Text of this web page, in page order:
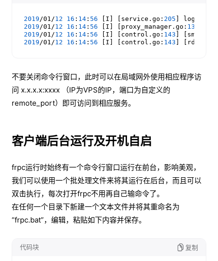
2019/01/12 16 : 14 : 56 [I] [service.go: 205 ] login to
2019/01/12 16 : 14 : 56 [I] [proxy_manager.go: 136
2019/01/12 16 : 14 : 56 [I] [control.go: 143
2019/01/12 16 : 14 : 56 [I] [control.go: 143
不要关闭命令行窗口，此时可以在局域网外使用相应程序访
问 x.x.x.x:xxxx （IP为VPS的IP，端口为自定义的
remote_port）即可访问到相应服务。
客户端后台运行及开机自启
frpc运行时始终有一个命令行窗口运行在前台，影响美观，
我们可以使用一个批处理文件来将其运行在后台，而且可以
双击执行，每次打开frpc不用再自己输命令了。
在任何一个目录下新建一个文本文件并将其重命名为
“frpc.bat”，编辑，粘贴如下内容并保存。
代码块 复制